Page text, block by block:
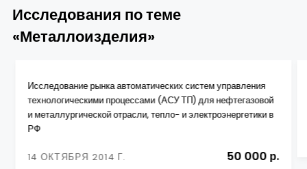
Исследования по теме
«Металлоизделия»
Исследование рынка автоматических систем управления
технологическими процессами (АСУ ТП) для нефтегазовой
и металлургической отрасли, тепло- и электроэнергетики в
РФ
14 ОКТЯБРЯ 2014 Г. 50 000 р.